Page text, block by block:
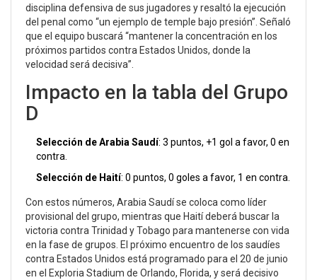
disciplina defensiva de sus jugadores y resaltó la ejecución
del penal como “un ejemplo de temple bajo presión”. Señaló
que el equipo buscará “mantener la concentración en los
próximos partidos contra Estados Unidos, donde la
velocidad será decisiva”.
Impacto en la tabla del Grupo
D
Selección de Arabia Saudí: 3 puntos, +1 gol a favor, 0 en
contra.
Selección de Haití: 0 puntos, 0 goles a favor, 1 en contra.
Con estos números, Arabia Saudí se coloca como líder
provisional del grupo, mientras que Haití deberá buscar la
victoria contra Trinidad y Tobago para mantenerse con vida
en la fase de grupos. El próximo encuentro de los saudíes
contra Estados Unidos está programado para el 20 de junio
en el Exploria Stadium de Orlando, Florida, y será decisivo